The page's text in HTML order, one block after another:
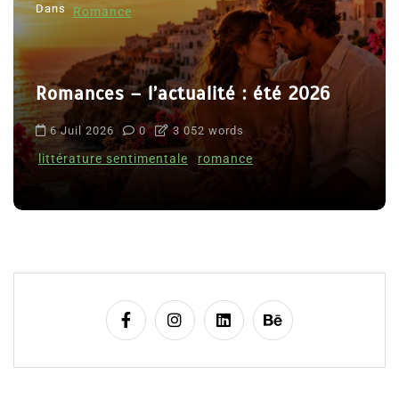
Dans Romance
Romances – l’actualité : été 2026
6 Juil 2026 0 3 052 words
littérature sentimentale romance